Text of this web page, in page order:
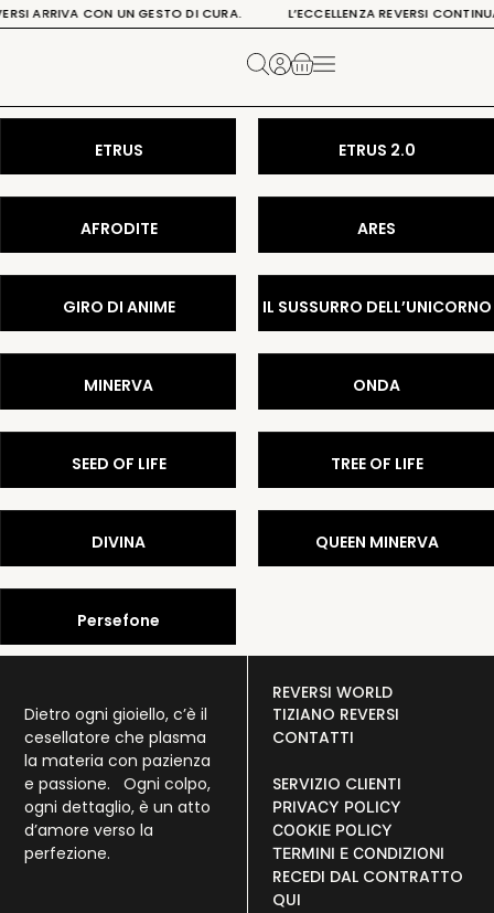
CON UN GESTO DI CURA. L’ECCELLENZA REVERSI CONTINUA FINO
ETRUS ETRUS 2.0
AFRODITE ARES
GIRO DI ANIME IL SUSSURRO DELL’UNICORNO
MINERVA ONDA
SEED OF LIFE TREE OF LIFE
DIVINA QUEEN MINERVA
Persefone
Dietro ogni gioiello, c’è il
cesellatore che plasma
la materia con pazienza
e passione. Ogni colpo,
ogni dettaglio, è un atto
d’amore verso la
perfezione.
REVERSI WORLD
SERVIZIO CLIENTI
TIZIANO REVERSI
CONTATTI
PRIVACY POLICY
COOKIE POLICY
TERMINI E CONDIZIONI
RECEDI DAL CONTRATTO
QUI